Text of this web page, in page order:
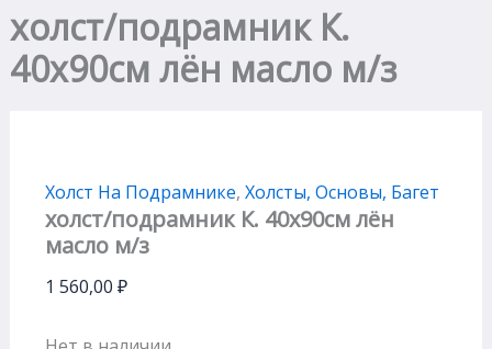
холст/подрамник К.
40х90см лён масло м/з
Холст На Подрамнике, Холсты, Основы, Багет
холст/подрамник К. 40х90см лён
масло м/з
1 560,00 ₽